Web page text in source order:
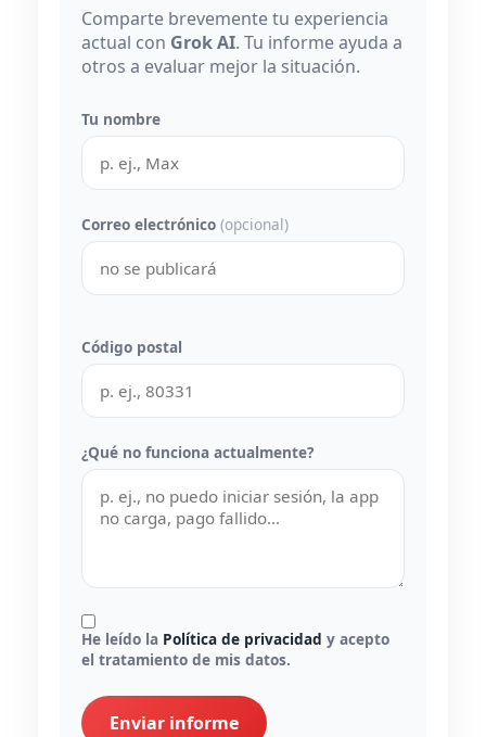
Comparte brevemente tu experiencia
actual con Grok AI. Tu informe ayuda a
otros a evaluar mejor la situación.
Tu nombre
Correo electrónico (opcional)
Código postal
¿Qué no funciona actualmente?
He leído la Política de privacidad y acepto
el tratamiento de mis datos.
Enviar informe